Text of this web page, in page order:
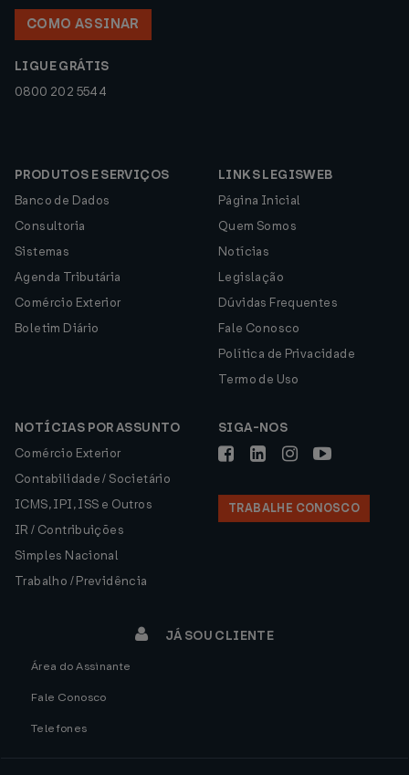
COMO ASSINAR
LIGUE GRÁTIS
0800 202 5544
PRODUTOS E SERVIÇOS
Banco de Dados
Consultoria
Sistemas
Agenda Tributária
Comércio Exterior
Boletim Diário
LINKS LEGISWEB
Página Inicial
Quem Somos
Notícias
Legislação
Dúvidas Frequentes
Fale Conosco
Política de Privacidade
Termo de Uso
NOTÍCIAS POR ASSUNTO
Comércio Exterior
Contabilidade / Societário
ICMS, IPI, ISS e Outros
IR / Contribuições
Simples Nacional
Trabalho / Previdência
SIGA-NOS
TRABALHE CONOSCO
JÁ SOU CLIENTE
Área do Assinante
Fale Conosco
Telefones